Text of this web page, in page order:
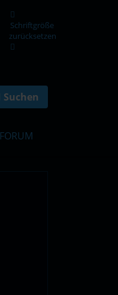
Schriftgröße
zurücksetzen
Suchen
FORUM